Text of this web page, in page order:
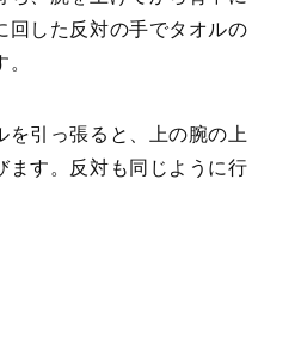
回した反対の手でタオルの
を引っ張ると、上の腕の上
ます。反対も同じように行